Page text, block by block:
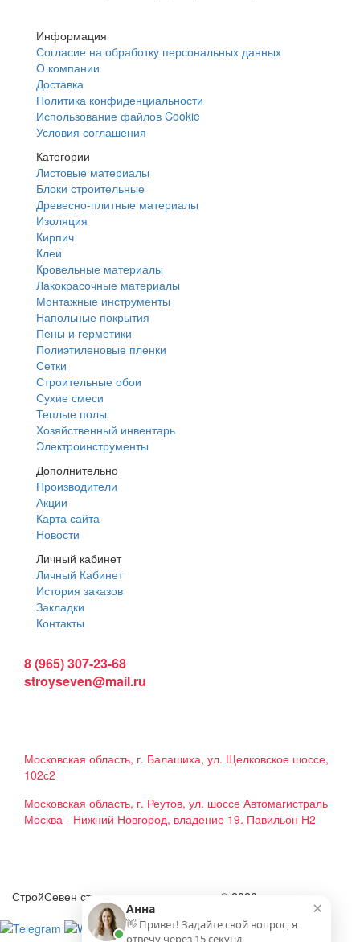
Информация
Согласие на обработку персональных данных
О компании
Доставка
Политика конфиденциальности
Использование файлов Cookie
Условия соглашения
Категории
Листовые материалы
Блоки строительные
Древесно-плитные материалы
Изоляция
Кирпич
Клеи
Кровельные материалы
Лакокрасочные материалы
Монтажные инструменты
Напольные покрытия
Пены и герметики
Полиэтиленовые пленки
Сетки
Строительные обои
Сухие смеси
Теплые полы
Хозяйственный инвентарь
Электроинструменты
Дополнительно
Производители
Акции
Карта сайта
Новости
Личный кабинет
Личный Кабинет
История заказов
Закладки
Контакты
8 (965) 307-23-68
stroyseven@mail.ru
Московская область, г. Балашиха, ул. Щелковское шоссе,
102с2
Московская область, г. Реутов, ул. шоссе Автомагистраль
Москва - Нижний Новгород, владение 19. Павильон Н2
СтройСевен строительные материалы © 2026 ×
Анна
👋 Привет! Задайте свой вопрос, я
отвечу через 15 секунд